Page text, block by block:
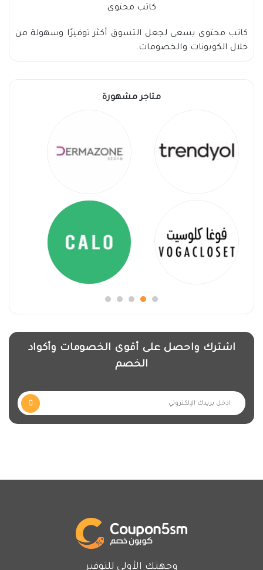
كاتب محتوى
كاتب محتوى يسعى لجعل التسوق أكثر توفيرًا وسهولة من
خلال الكوبونات والخصومات.
متاجر مشهورة
اشترك واحصل على أقوى الخصومات وأكواد
الخصم
وجهتك الأولى للتوفير